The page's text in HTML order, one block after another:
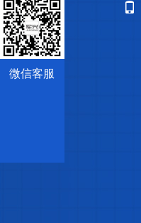
微信客服